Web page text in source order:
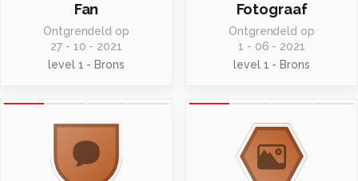
Fan
Ontgrendeld op
27 - 10 - 2021
level 1 - Brons
Fotograaf
Ontgrendeld op
1 - 06 - 2021
level 1 - Brons